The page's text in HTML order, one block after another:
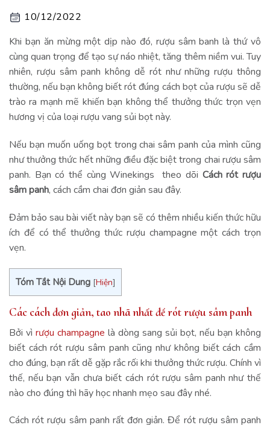
10/12/2022
Khi bạn ăn mừng một dịp nào đó, rượu sâm banh là thứ vô
cùng quan trọng để tạo sự náo nhiệt, tăng thêm niềm vui. Tuy
nhiên, rượu sâm panh không dễ rót như những rượu thông
thường, nếu bạn không biết rót đúng cách bọt của rượu sẽ dễ
trào ra mạnh mẽ khiến bạn không thể thưởng thức trọn vẹn
hương vị của loại rượu vang sủi bọt này.
Nếu bạn muốn uống bọt trong chai sâm panh của mình cũng
như thưởng thức hết những điều đặc biệt trong chai rượu sâm
panh. Bạn có thể cùng Winekings theo dõi Cách rót rượu
sâm panh, cách cầm chai đơn giản sau đây.
Đảm bảo sau bài viết này bạn sẽ có thêm nhiều kiến thức hữu
ích để có thể thưởng thức rượu champagne một cách trọn
vẹn.
Tóm Tắt Nội Dung [Hiện]
Các cáchđơn giản, tao nhã nhất đểrót rượu sâm panh
Bởi vì rượu champagne là dòng sang sủi bọt, nếu bạn không
biết cách rót rượu sâm panh cũng như không biết cách cầm
cho đúng, bạn rất dễ gặp rắc rối khi thưởng thức rượu. Chính vì
thế, nếu bạn vẫn chưa biết cách rót rượu sâm panh như thế
nào cho đúng thì hãy học nhanh mẹo sau đây nhé.
Cách rót rượu sâm panh rất đơn giản. Để rót rượu sâm panh